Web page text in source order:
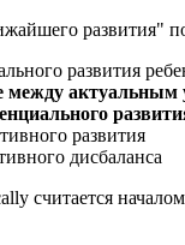
развития"
развития
между актуальным
развития
дисбаланса
считается